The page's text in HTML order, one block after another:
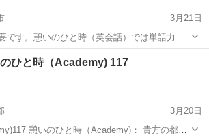
3月21日
です。憩いのひと時（英会話）では単語力を
Skills を Intermediate,Intemediate-
のtextbo...
ひと時（Academy) 117
3月20日
憩いのひと時（Academy)： 貴方の都合